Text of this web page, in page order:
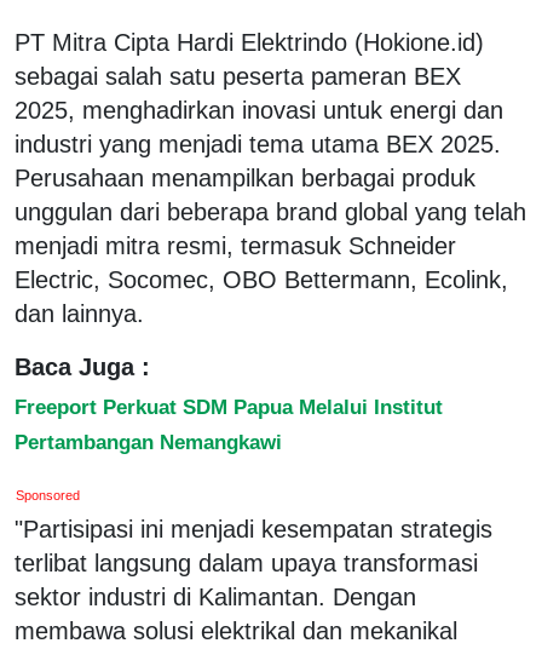
PT Mitra Cipta Hardi Elektrindo (Hokione.id)
sebagai salah satu peserta pameran BEX
2025, menghadirkan inovasi untuk energi dan
industri yang menjadi tema utama BEX 2025.
Perusahaan menampilkan berbagai produk
unggulan dari beberapa brand global yang telah
menjadi mitra resmi, termasuk Schneider
Electric, Socomec, OBO Bettermann, Ecolink,
dan lainnya.
Baca Juga :
Freeport Perkuat SDM Papua Melalui Institut
Pertambangan Nemangkawi
Sponsored
"Partisipasi ini menjadi kesempatan strategis
terlibat langsung dalam upaya transformasi
sektor industri di Kalimantan. Dengan
membawa solusi elektrikal dan mekanikal